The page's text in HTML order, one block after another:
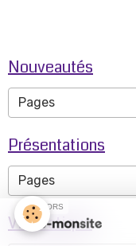
Nouveautés
Présentations
Vie pratique
SPONSORS